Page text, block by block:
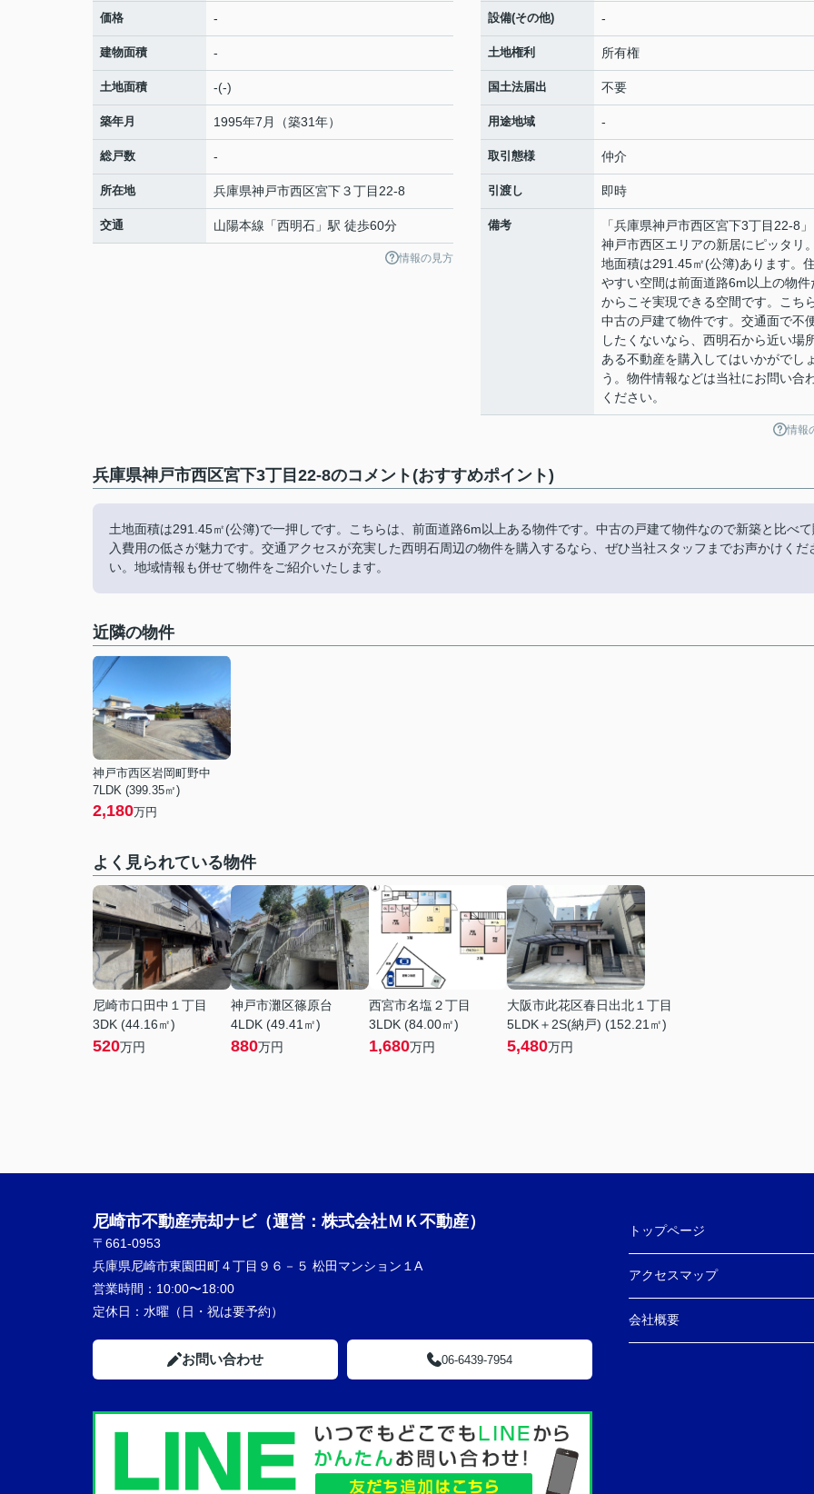
価格 -
建物面積 -
土地面積 -(-)
築年月 1995年7月（築31年）
総戸数 -
所在地 兵庫県神戸市西区宮下３丁目22-8
交通 山陽本線 「西明石 」駅 徒歩60分
情報の見方
設備(その他) -
土地権利 所有権
国土法届出 不要
用途地域 -
取引態様 仲介
引渡し 即時
備考
「兵庫県神戸市西区宮下3丁目22-8」
神戸市西区エリアの新居にピッタリ
地面積は291.45㎡(公簿)あります。
やすい空間は前面道路6m以上の物件
からこそ実現できる空間です。こち
中古の戸建て物件です。交通面で不
したくないなら、西明石から近い場
ある不動産を購入してはいかがでしょ
う。物件情報などは当社にお問い合
ください。
情報
兵庫県神戸市西区宮下3丁目22-8のコメント(おすすめポイント)
土地面積は291.45㎡(公簿)で一押しです。こちらは、前面道路6m以上ある物件です。中古の戸建て物件なので新築と比べ
入費用の低さが魅力です。交通アクセスが充実した西明石周辺の物件を購入するなら、ぜひ当社スタッフまでお声かけくだ
い。地域情報も併せて物件をご紹介いたします。
近隣の物件
神戸市西区岩岡町野中
7LDK (399.35㎡)
2,180万円
よく見られている物件
尼崎市口田中１丁目
3DK (44.16㎡)
520万円
神戸市灘区篠原台
4LDK (49.41㎡)
880万円
西宮市名塩２丁目
3LDK (84.00㎡)
1,680万円
大阪市此花区春日出北１丁目
5LDK＋2S(納戸) (152.21㎡)
5,480万円
尼崎市不動産売却ナビ（運営：株式会社ＭＫ不動産）
〒661-0953
兵庫県尼崎市東園田町４丁目９６－５ 松田マンション１A
営業時間： 10:00〜18:00
定休日： 水曜（日・祝は要予約）
お問い合わせ 06-6439-7954
トップページ
アクセスマップ
会社概要